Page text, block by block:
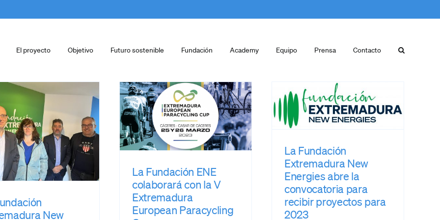
El proyecto Objetivo Futuro sostenible Fundación Academy Equipo Prensa Contacto
New
La Fundación ENE
colaborará con la V
Extremadura
European
Paracycling Cup
Fundación Extremadura New
Energies prensa
La Fundación ENE
colaborará con la V
Extremadura
European Paracycling
Extremadura New
Energies abre la
convocatoria para
recibir proyectos
para 2023
Fundación Extremadura New
La Fundación
Extremadura New
Energies abre la
convocatoria para
recibir proyectos para
2023